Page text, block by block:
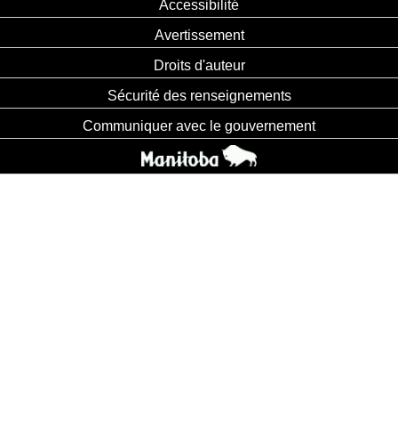
Accessibilité
Avertissement
Droits d'auteur
Sécurité des renseignements
Communiquer avec le gouvernement